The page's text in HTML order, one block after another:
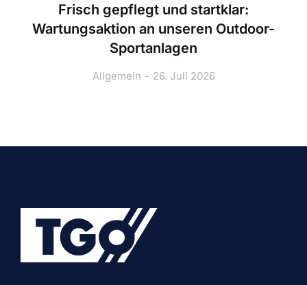
Frisch gepflegt und startklar:
Wartungsaktion an unseren Outdoor-
Sportanlagen
Allgemein 26. Juli 2026